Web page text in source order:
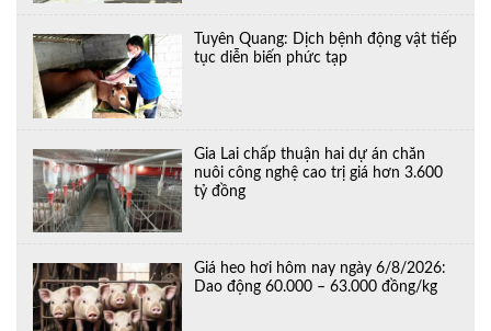
Tuyên Quang: Dịch bệnh động vật tiếp
tục diễn biến phức tạp
Gia Lai chấp thuận hai dự án chăn
nuôi công nghệ cao trị giá hơn 3.600
tỷ đồng
Giá heo hơi hôm nay ngày 6/8/2026:
Dao động 60.000 – 63.000 đồng/kg